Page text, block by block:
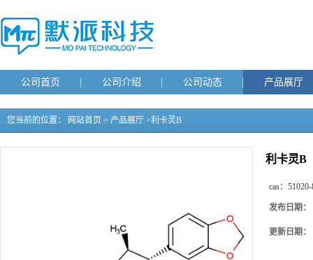
公司首页 公司介绍 公司动态 产品展厅
您当前的位置： 网站首页 > 产品展厅 >利卡灵B
利卡灵B
cas：
发布日期：
更新日期：